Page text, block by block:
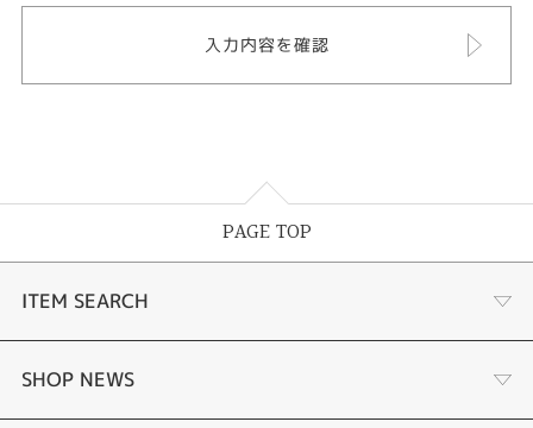
PAGE TOP
ITEM SEARCH
商品一覧
SHOP NEWS